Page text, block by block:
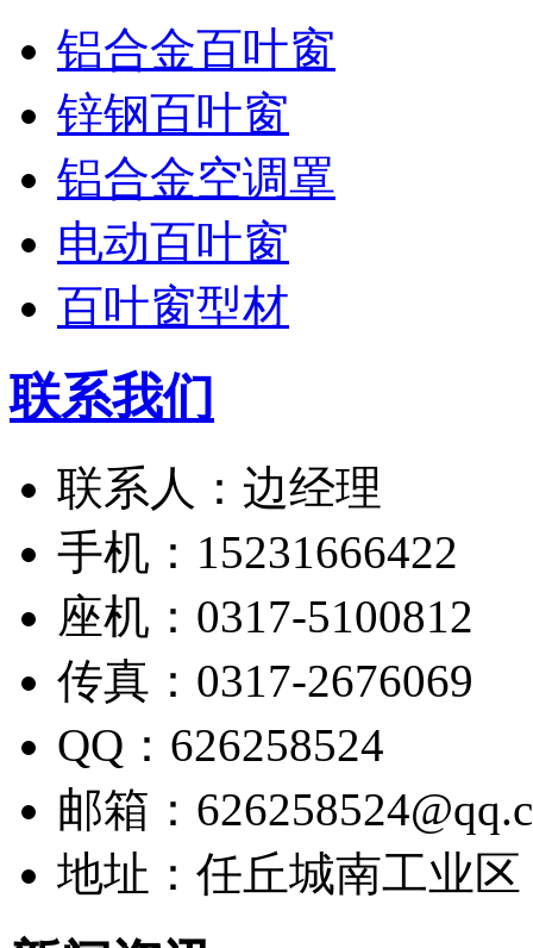
铝合金百叶窗
锌钢百叶窗
铝合金空调罩
电动百叶窗
百叶窗型材
联系我们
联系人：边经理
手机：15231666422
座机：0317-5100812
传真：0317-2676069
QQ：626258524
邮箱：
地址：任丘城南工业区